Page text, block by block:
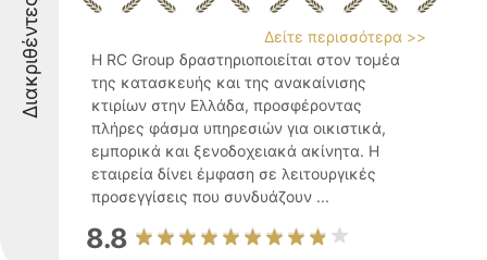
Διακριθέντες
Δείτε περισσότερα >>
Η RC Group δραστηριοποιείται στον τομέα
της κατασκευής και της ανακαίνισης
κτιρίων στην Ελλάδα, προσφέροντας
πλήρες φάσμα υπηρεσιών για οικιστικά,
εμπορικά και ξενοδοχειακά ακίνητα. Η
εταιρεία δίνει έμφαση σε λειτουργικές
προσεγγίσεις που συνδυάζουν ...
8.8